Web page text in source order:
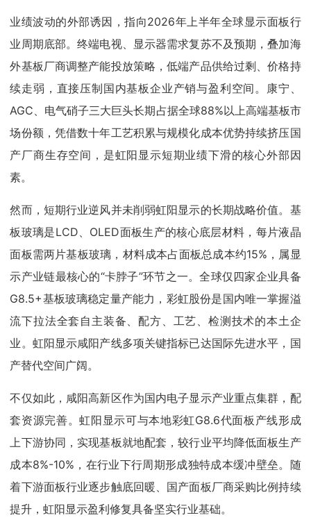
业绩波动的外部诱因，指向2026年上半年全球显示面板行
业周期底部。终端电视、显示器需求复苏不及预期，叠加海
外基板厂商调整产能投放策略，低端产品供给过剩、价格持
续走弱，直接压制国内基板企业产销与盈利空间。康宁、
AGC、电气硝子三大巨头长期占据全球88%以上高端基板市
场份额，凭借数十年工艺积累与规模化成本优势持续挤压国
产厂商生存空间，是虹阳显示短期业绩下滑的核心外部因
素。
然而，短期行业逆风并未削弱虹阳显示的长期战略价值。基
板玻璃是LCD、OLED面板生产的核心底层材料，每片液晶
面板需两片基板玻璃，材料成本占面板总成本约15%，属显
示产业链最核心的“卡脖子”环节之一。全球仅四家企业具备
G8.5+基板玻璃稳定量产能力，彩虹股份是国内唯一掌握溢
流下拉法全套自主装备、配方、工艺、检测技术的本土企
业。虹阳显示咸阳产线多项关键指标已达国际先进水平，国
产替代空间广阔。
不仅如此，咸阳高新区作为国内电子显示产业重点集群，配
套资源完善。虹阳显示可与本地彩虹G8.6代面板产线形成
上下游协同，实现基板就地配套，较行业平均降低面板生产
成本8%-10%，在行业下行周期形成独特成本缓冲壁垒。随
着下游面板行业逐步触底回暖、国产面板厂商采购比例持续
提升，虹阳显示盈利修复具备坚实行业基础。